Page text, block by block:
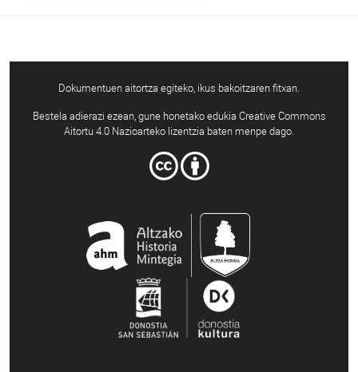
Dokumentuen aitortza egiteko, ikus bakoitzaren fitxan.
Bestela adierazi ezean, gune honetako edukia Creative Commons
Aitortu 4.0 Nazioarteko lizentzia baten menpe dago.